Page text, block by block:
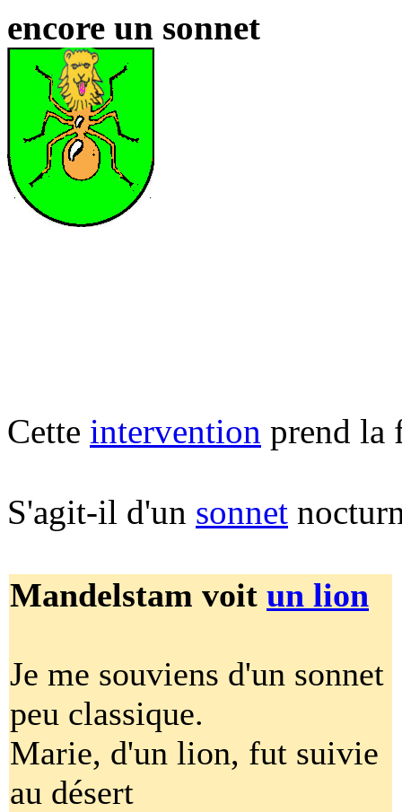
encore un sonnet
Cette intervention prend la
S'agit-il d'un sonnet
Mandelstam voit un lion
Je me souviens d'un sonnet
peu classique.
Marie, d'un lion, fut suivie
au désert